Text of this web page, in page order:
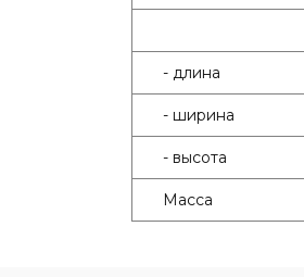
- длина
- ширина
- высота
Масса